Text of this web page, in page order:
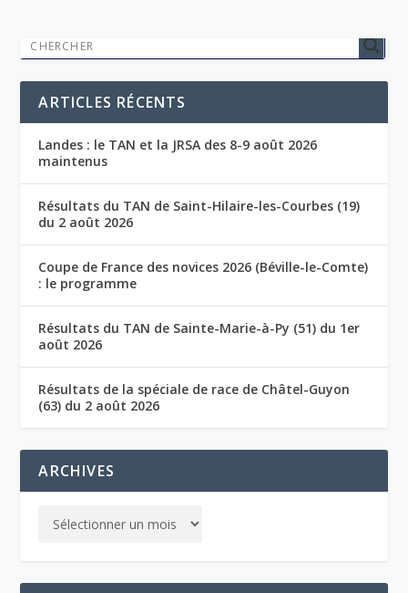
ARTICLES RÉCENTS
Landes : le TAN et la JRSA des 8-9 août 2026
maintenus
Résultats du TAN de Saint-Hilaire-les-Courbes (19)
du 2 août 2026
Coupe de France des novices 2026 (Béville-le-Comte)
: le programme
Résultats du TAN de Sainte-Marie-à-Py (51) du 1er
août 2026
Résultats de la spéciale de race de Châtel-Guyon
(63) du 2 août 2026
ARCHIVES